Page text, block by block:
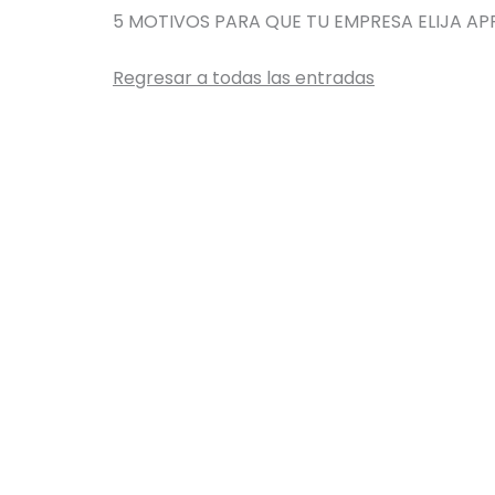
5 MOTIVOS PARA QUE TU EMPRESA ELIJA
Regresar a todas las entradas